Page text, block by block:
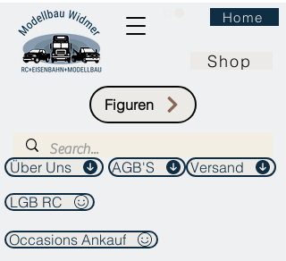
Home
Shop
Figuren
Über Uns AGB'S
Versand
LGB RC
Occasions Ankauf